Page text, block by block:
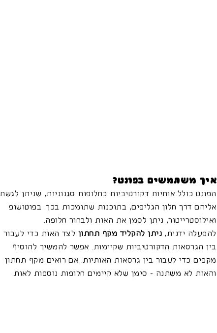
איך משתמשים בפונט?
הפונט כולל אותיות דקורטיביות כחלופות סגנוניות, שניתן לגשת
אליהם דרך חלון הגליפים, בתוכנות שתומכות בכך. בפוטושופ
ואילוסטרייטור, ניתן לסמן את האות ולבחור חלופה.
להפעלה ידנית, ניתן להקליד מקף תחתון לצד האות כדי לעבור
בין הגרסאות הדקורטיביות שקיימות. אפשר להמשיך להוסיף
מקפים כדי לעבור בין גרסאות האותיות. אם רואים מקף תחתון
והאות לא משתנה - סימן שלא קיימים חלופות נוספות לאות.